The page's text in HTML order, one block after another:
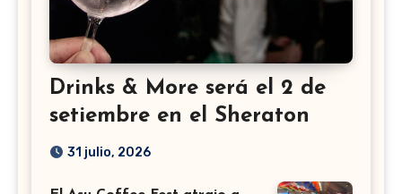
Drinks & More será el 2 de
setiembre en el Sheraton
31 julio, 2026